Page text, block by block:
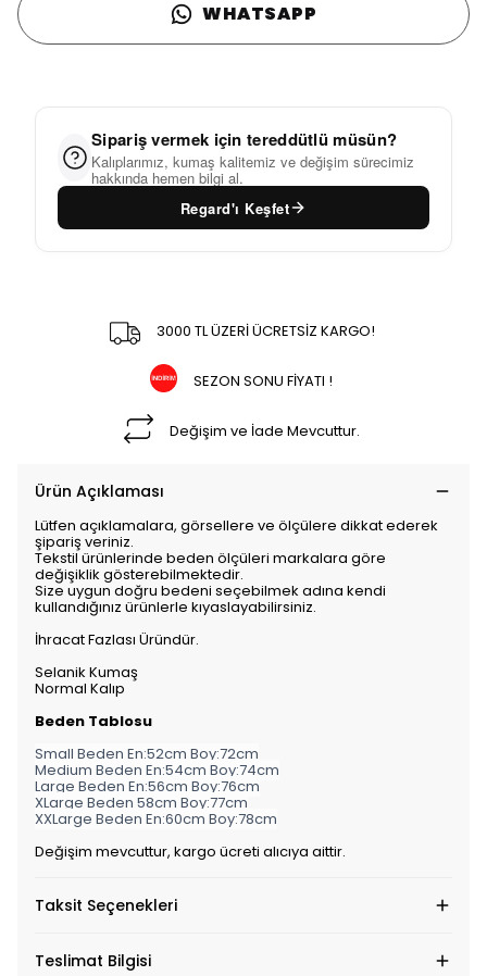
WHATSAPP
Sipariş vermek için tereddütlü müsün?
Kalıplarımız, kumaş kalitemiz ve değişim sürecimiz
hakkında hemen bilgi al.
Regard'ı Keşfet
3000 TL ÜZERİ ÜCRETSİZ KARGO!
SEZON SONU FİYATI !
Değişim ve İade Mevcuttur.
Ürün Açıklaması
Lütfen açıklamalara, görsellere ve ölçülere dikkat ederek
şipariş veriniz.
Tekstil ürünlerinde beden ölçüleri markalara göre
değişiklik gösterebilmektedir.
Size uygun doğru bedeni seçebilmek adına kendi
kullandığınız ürünlerle kıyaslayabilirsiniz.
İhracat Fazlası Üründür.
Selanik Kumaş
Normal Kalıp
Beden Tablosu
Small Beden En:52cm Boy:72cm
Medium Beden En:54cm Boy:74cm
Large Beden En:56cm Boy:76cm
XLarge Beden 58cm Boy:77cm
XXLarge Beden En:60cm Boy:78cm
Değişim mevcuttur, kargo ücreti alıcıya aittir.
Taksit Seçenekleri
Teslimat Bilgisi